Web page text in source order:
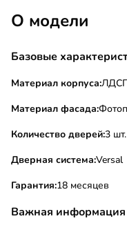
О модели
Базовые
Материал корпуса:
Материал фасада:
Количество дверей:3 шт.
Дверная система:Versal
Гарантия:18 месяцев
Важная информация